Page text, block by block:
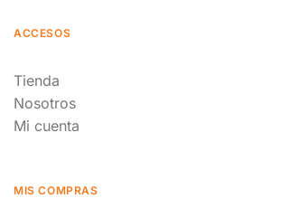
ACCESOS
Tienda
Nosotros
Mi cuenta
MIS COMPRAS